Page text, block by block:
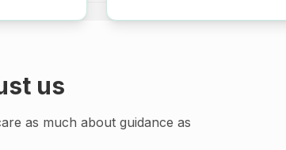
us
as much about guidance as